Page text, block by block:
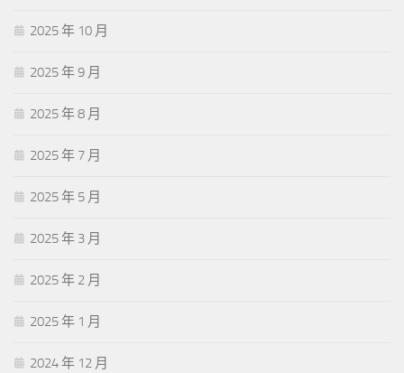
2025 年 10 月
2025 年 9 月
2025 年 8 月
2025 年 7 月
2025 年 5 月
2025 年 3 月
2025 年 2 月
2025 年 1 月
2024 年 12 月